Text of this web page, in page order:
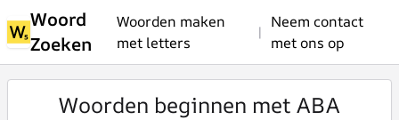
Woord
Zoeken
Woorden maken
met letters
|
Neem contact
met ons op
Woorden beginnen met ABA